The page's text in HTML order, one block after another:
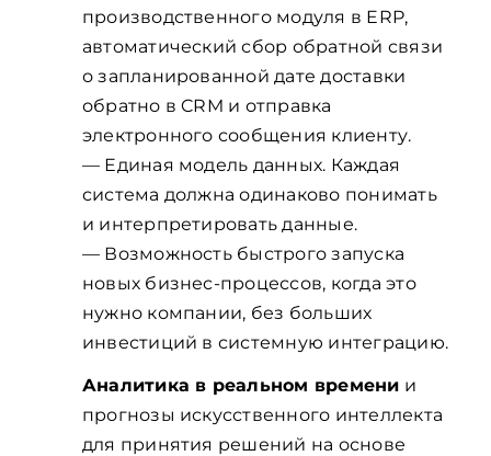
производственного модуля в ERP,
автоматический сбор обратной связи
о запланированной дате доставки
обратно в CRM и отправка
электронного сообщения клиенту.
— Единая модель данных. Каждая
система должна одинаково понимать
и интерпретировать данные.
— Возможность быстрого запуска
новых бизнес-процессов, когда это
нужно компании, без больших
инвестиций в системную интеграцию.
Аналитика в реальном времени и
прогнозы искусственного интеллекта
для принятия решений на основе